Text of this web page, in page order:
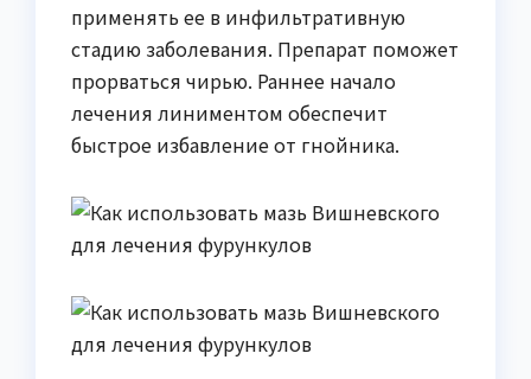
применять ее в инфильтративную
стадию заболевания. Препарат поможет
прорваться чирью. Раннее начало
лечения линиментом обеспечит
быстрое избавление от гнойника.